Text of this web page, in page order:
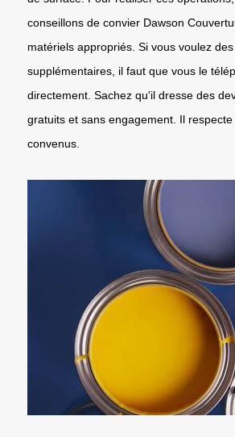
conseillons de convier Dawson
matériels appropriés. Si vous voulez
supplémentaires, il faut que vous le
directement. Sachez qu'il dresse des
gratuits et sans engagement. Il
convenus.